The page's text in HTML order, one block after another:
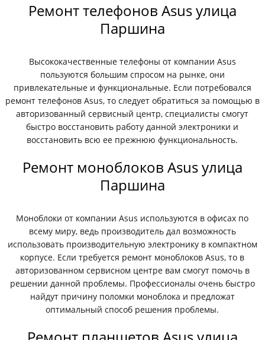
Ремонт телефонов Asus улица
Паршина
Высококачественные телефоны от компании Asus
пользуются большим спросом на рынке, они
привлекательные и функциональные. Если потребовался
ремонт телефонов Asus, то следует обратиться за помощью в
авторизованный сервисный центр, специалисты смогут
быстро восстановить работу данной электроники и
восстановить всю ее прежнюю функциональность.
Ремонт моноблоков Asus улица
Паршина
Моноблоки от компании Asus используются в офисах по
всему миру, ведь производитель дал возможность
использовать производительную электронику в компактном
корпусе. Если требуется ремонт моноблоков Asus, то в
авторизованном сервисном центре вам смогут помочь в
решении данной проблемы. Профессионалы очень быстро
найдут причину поломки моноблока и предложат
оптимальный способ решения проблемы.